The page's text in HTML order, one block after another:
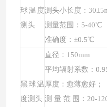
球温度
测头
测头小长度：
测量范围：5-40℃
准确度：±0.5℃
黑球温
度测头
直径：150mm
平均辐射系数：
厚度：愈薄愈好；
测 量 范 围：20-